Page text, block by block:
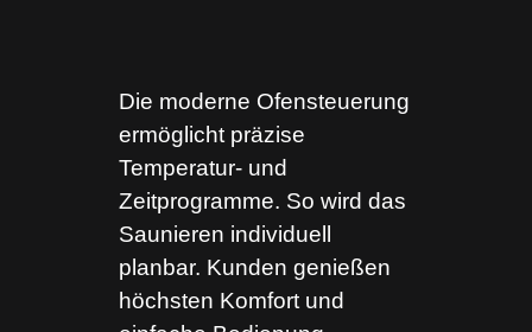
Die moderne Ofensteuerung
ermöglicht präzise
Temperatur- und
Zeitprogramme. So wird das
Saunieren individuell
planbar. Kunden genießen
höchsten Komfort und